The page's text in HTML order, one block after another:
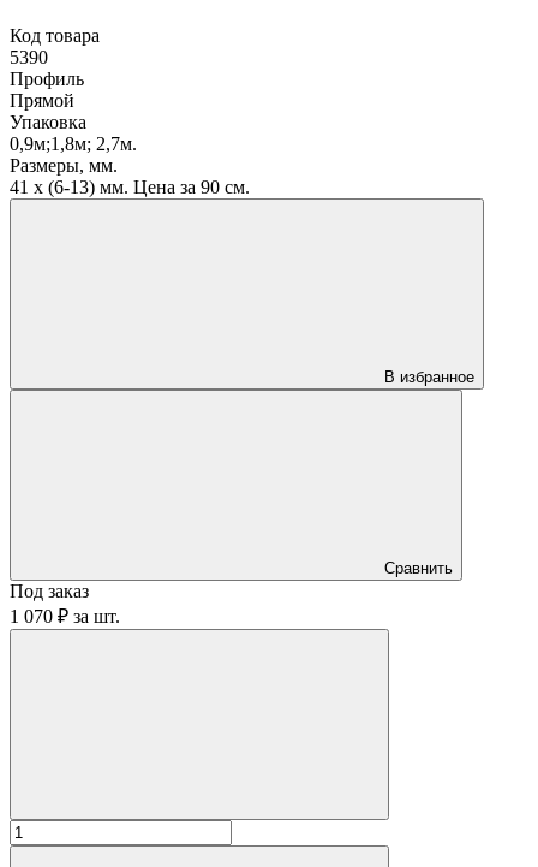
Код товара
5390
Профиль
Прямой
Упаковка
0,9м;1,8м; 2,7м.
Размеры, мм.
41 x (6-13) мм. Цена за 90 см.
В избранное
Сравнить
Под заказ
1 070 ₽ за шт.